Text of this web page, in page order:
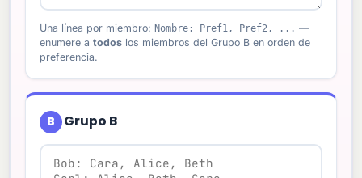
Una línea por miembro:Nombre: Pref1, Pref2, ... —
enumere atodos los miembros del Grupo B en orden de
preferencia.
B